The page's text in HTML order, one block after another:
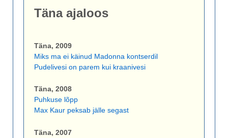
Täna ajaloos
Täna, 2009
Miks ma ei käinud Madonna kontserdil
Pudelivesi on parem kui kraanivesi
Täna, 2008
Puhkuse lõpp
Max Kaur peksab jälle segast
Täna, 2007